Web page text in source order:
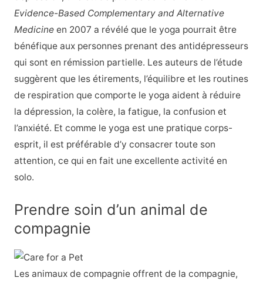
Evidence-Based Complementary and Alternative
Medicineen 2007 a révélé que le yoga pourrait être
bénéfique aux personnes prenant des antidépresseurs
qui sont en rémission partielle. Les auteurs de l’étude
suggèrent que les étirements, l’équilibre et les routines
de respiration que comporte le yoga aident à réduire
la dépression, la colère, la fatigue, la confusion et
l’anxiété. Et comme le yoga est une pratique corps-
esprit, il est préférable d’y consacrer toute son
attention, ce qui en fait une excellente activité en
solo.
Prendre soin d’un animal de
compagnie
Les animaux de compagnie offrent de la compagnie,